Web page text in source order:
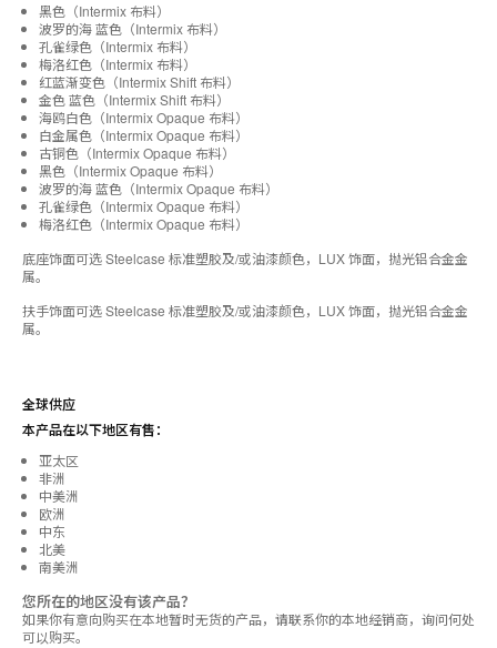
黑色（Intermix 布料）
波罗的海 蓝色（Intermix 布料）
孔雀绿色（Intermix 布料）
梅洛红色（Intermix 布料）
红蓝渐变色（Intermix Shift 布料）
金色 蓝色（Intermix Shift 布料）
海鸥白色（Intermix Opaque 布料）
白金属色（Intermix Opaque 布料）
古铜色（Intermix Opaque 布料）
黑色（Intermix Opaque 布料）
波罗的海 蓝色（Intermix Opaque 布料）
孔雀绿色（Intermix Opaque 布料）
梅洛红色（Intermix Opaque 布料）
底座饰面可选 Steelcase 标准塑胶及/或油漆颜色，LUX 饰面，抛光铝合金金
属。
扶手饰面可选 Steelcase 标准塑胶及/或油漆颜色，LUX 饰面，抛光铝合金金
属。
全球供应
本产品在以下地区有售：
亚太区
非洲
中美洲
欧洲
中东
北美
南美洲
您所在的地区没有该产品？
如果你有意向购买在本地暂时无货的产品，请联系你的本地经销商，询问何处
可以购买。